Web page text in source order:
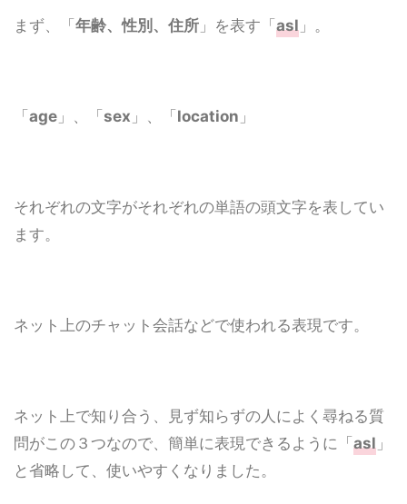
まず、「 年齢、性別、住所 」を表す「 asl 」。
「 age 」、「 sex 」、「 location 」
それぞれの文字がそれぞれの単語の頭文字を表してい
ます。
ネット上のチャット会話などで使われる表現です。
ネット上で知り合う、見ず知らずの人によく尋ねる質
問がこの３つなので、簡単に表現できるように「 asl 」
と省略して、使いやすくなりました。